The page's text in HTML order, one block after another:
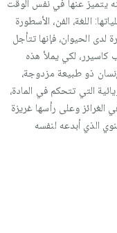
يتميز عنها في نفس الوقت
اللغة، الفن، الأسطورة
لدى الحيوان، فإنها تتأجل
كاسيرر، لكي يملأ هذه
ذو طبيعة مزدوجة،
التي تتحكم في المادة،
الغرائز وعلى رأسها غريزة
الذي أبدعه لنفسه